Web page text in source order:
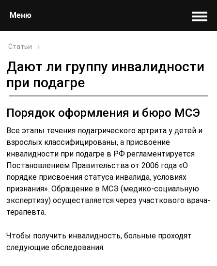
Меню
Статьи ›
Дают ли группу инвалидности
при подагре
Порядок оформления и бюро МСЭ
Все этапы течения подагрического артрита у детей и
взрослых классифицированы, а присвоение
инвалидности при подагре в РФ регламентируется
Постановлением Правительства от 2006 года «О
порядке присвоения статуса инвалида, условиях
признания». Обращение в МСЭ (медико-социальную
экспертизу) осуществляется через участкового врача-
терапевта.
Чтобы получить инвалидность, больные проходят
следующие обследования: